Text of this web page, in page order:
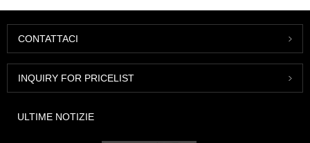
CONTATTACI
INQUIRY FOR PRICELIST
ULTIME NOTIZIE